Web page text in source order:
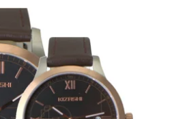
hvězdiček.